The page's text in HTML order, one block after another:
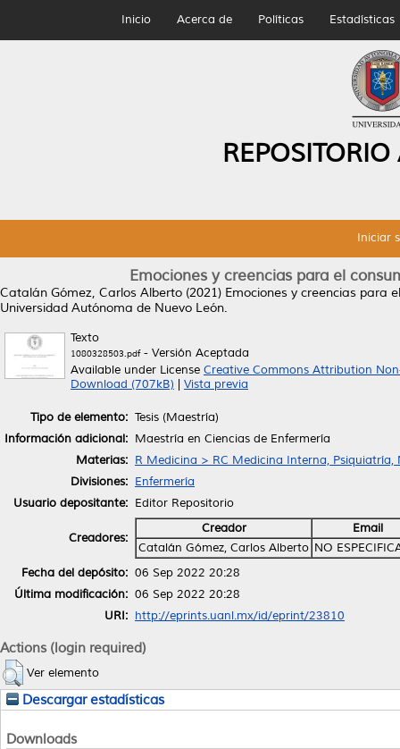
Inicio Acerca de Políticas Estadísticas
Iniciar
Emociones y creencias para el
Catalán Gómez, Carlos Alberto (2021) Emociones y creencias para
Universidad Autónoma de Nuevo León.
Texto
1080328503.pdf- Versión Aceptada
Available under License Creative Commons Attribution
Download (707kB)
Vista previa
Tipo de elemento: Tesis (Maestría)
Información adicional: Maestría en Ciencias de Enfermería
Materias: R Medicina > RC Medicina Interna, Psiquiatría,
Divisiones: Enfermería
Usuario depositante: Editor Repositorio
Creadores:
Creador
Email
Catalán Gómez, Carlos Alberto NO
Fecha del depósito: 06 Sep 2022 20:28
Última modificación: 06 Sep 2022 20:28
URI: http://eprints.uanl.mx/id/eprint/23810
Actions (login required)
Ver elemento
Descargar estadísticas
Downloads